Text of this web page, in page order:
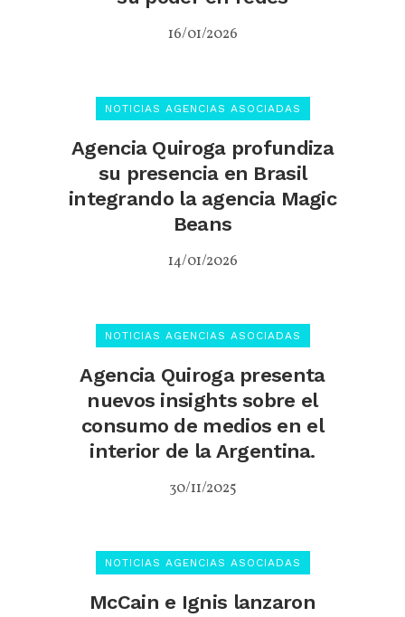
16/01/2026
NOTICIAS AGENCIAS ASOCIADAS
Agencia Quiroga profundiza
su presencia en Brasil
integrando la agencia Magic
Beans
14/01/2026
NOTICIAS AGENCIAS ASOCIADAS
Agencia Quiroga presenta
nuevos insights sobre el
consumo de medios en el
interior de la Argentina.
30/11/2025
NOTICIAS AGENCIAS ASOCIADAS
McCain e Ignis lanzaron